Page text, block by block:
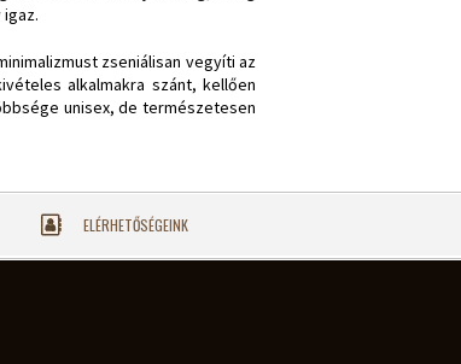
zseniálisan vegyíti az
alkalmakra szánt, kellően
unisex, de természetesen
ELÉRHETŐSÉGEINK